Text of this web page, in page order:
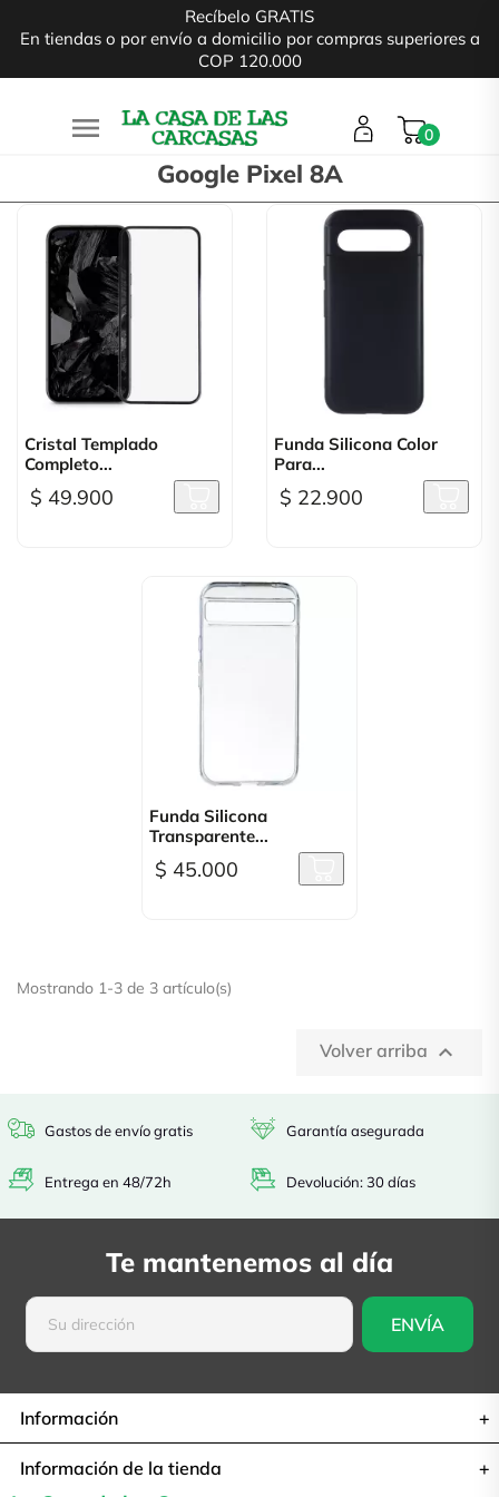
Recíbelo GRATIS
En tiendas o por envío a domicilio por compras superiores a
COP 120.000
 0
Google Pixel 8A
Cristal Templado
Completo...
$ 49.900
Funda Silicona Color
Para...
$ 22.900
Funda Silicona
Transparente...
$ 45.000
Mostrando 1-3 de 3 artículo(s)
Volver arriba 
Gastos de envío gratis
Entrega en 48/72h
Garantía asegurada
Devolución: 30 días
Te mantenemos al día
Información
Información de la tienda